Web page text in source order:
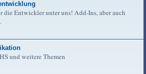
die Entwickler unter uns! Add-Ins, aber auch
und weitere Themen